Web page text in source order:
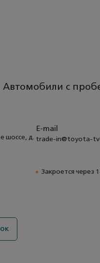
Автомобили с
шоссе, д.
E-mail
trade-in@toyota-
Закроется через